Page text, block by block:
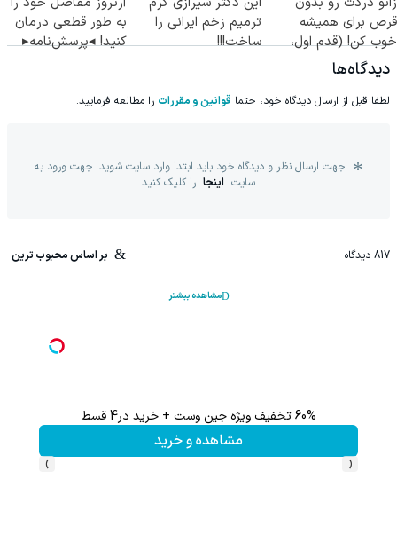
قرص برای همیشه
خوب کن! (قدم اول،
پرسش‌نامه)
ترمیم زخم ایرانی را
ساخت!!!
به طور قطعی درمان
کنید! ◂پرسش‌نامه▸
دیدگاه‌ها
لطفا قبل از ارسال دیدگاه خود، حتما قوانین و مقررات را مطالعه فرمایید.
جهت ارسال نظر و دیدگاه خود باید ابتدا وارد سایت شوید. جهت ورود به
سایت اینجا را کلیک کنید
817 دیدگاه بر اساس محبوب ترین
مشاهده بیشتر
60% تخفیف ویژه جین وست + خرید در4 قسط
مشاهده و خرید
‹
›